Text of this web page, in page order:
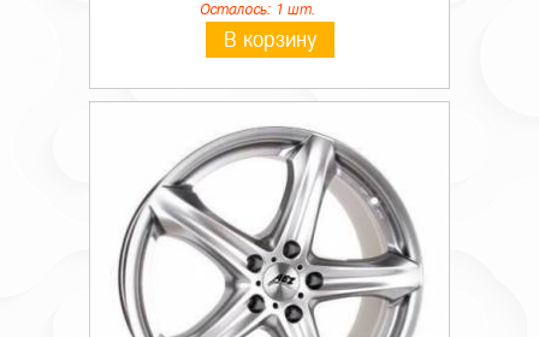
Осталось: 1 шт.
В корзину